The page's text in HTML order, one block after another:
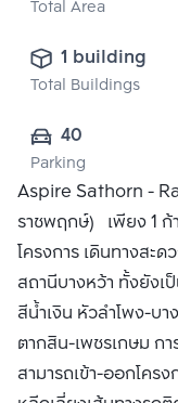
Total Area
1 building
Total Buildings
40
Parking
Aspire Sathorn -
ราชพฤกษ์) เพียง 1 ก้
โครงการ เดินทางสะด
สถานีบางหว้า ทั้งยังเ
สีน้ำเงิน หัวลำโพง-บา
ตากสิน-เพชรเกษม กา
สามารถเข้า-ออกโครง